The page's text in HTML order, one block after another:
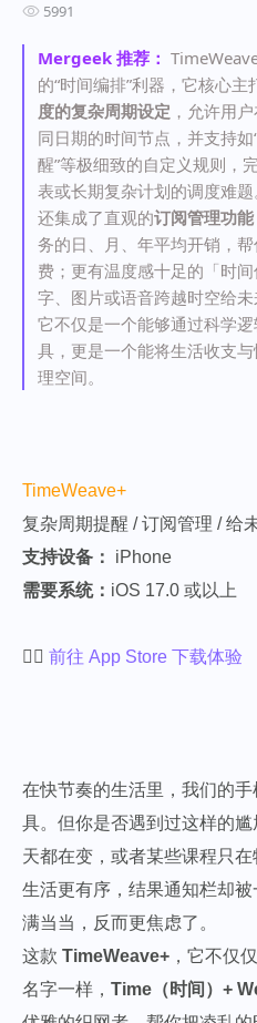
5991
Mergeek 推荐：
的“时间编排”利器，它核心主
度的复杂周期设定 ，允许用
同日期的时间节点，并支持
醒”等极细致的自定义规则，
表或长期复杂计划的调度难
还集成了直观的订阅管理功能
务的日、月、年平均开销，
费；更有温度感十足的「时
字、图片或语音跨越时空给
它不仅是一个能够通过科学
具，更是一个能将生活收支
理空间。
TimeWeave+
复杂周期提醒 / 订阅管理 / 给
支持设备：
iPhone
需要系统： iOS 17.0 或以上
👉🏻 前往 App Store 下载体验
在快节奏的生活里，我们的
具。但你是否遇到过这样的
天都在变，或者某些课程只
生活更有序，结果通知栏却
满当当，反而更焦虑了。
这款 TimeWeave+ ，它不仅
名字一样， Time（时间）+